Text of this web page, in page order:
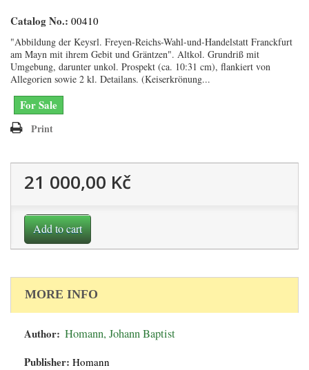
Catalog No.: 00410
"Abbildung der Keysrl. Freyen-Reichs-Wahl-und-Handelstatt Franckfurt
am Mayn mit ihrem Gebit und Gräntzen". Altkol. Grundriß mit
Umgebung, darunter unkol. Prospekt (ca. 10:31 cm), flankiert von
Allegorien sowie 2 kl. Detailans. (Keiserkrönung...
For Sale
Print
21 000,00 Kč
Add to cart
MORE INFO
Author: Homann, Johann Baptist
Publisher: Homann